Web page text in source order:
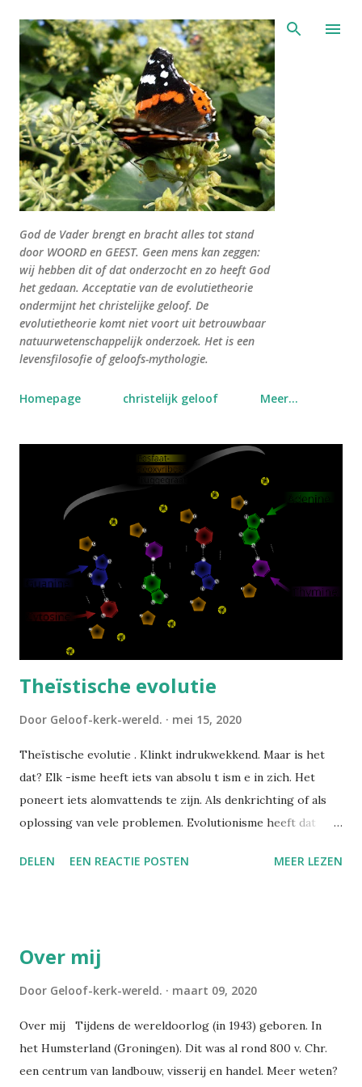
Doorgaan naar hoofdcontent
God de Vader brengt en bracht alles tot stand
door WOORD en GEEST. Geen mens kan zeggen:
wij hebben dit of dat onderzocht en zo heeft God
het gedaan. Acceptatie van de evolutietheorie
ondermijnt het christelijke geloof. De
evolutietheorie komt niet voort uit betrouwbaar
natuurwetenschappelijk onderzoek. Het is een
levensfilosofie of geloofs-mythologie.
Homepage christelijk geloof Meer…
Theïstische evolutie
Door Geloof-kerk-wereld. mei 15, 2020
Theïstische evolutie . Klinkt indrukwekkend. Maar is het
dat? Elk -isme heeft iets van absolu t ism e in zich. Het
poneert iets alomvattends te zijn. Als denkrichting of als
oplossing van vele problemen. Evolutionisme heeft dat
Sommigen beweren zelfs dat de evolutietheorie een feit is.
ontstonden. Daarmee is het ontoegankelijk voor elke
plantensoorten! Het ontstaan daarvan is eveneens
ontoegankelijk voor de geologie . De geologie levert
massa's bewijzen voor duizenden aardlagen met miljoenen
DELEN EEN REACTIE POSTEN MEER LEZEN
Over mij
Door Geloof-kerk-wereld. maart 09, 2020
Over mij Tijdens de wereldoorlog (in 1943) geboren. In
het Humsterland (Groningen). Dit was al rond 800 v. Chr.
een centrum van landbouw, visserij en handel. Meer weten?